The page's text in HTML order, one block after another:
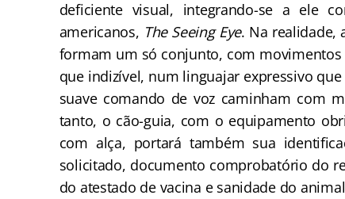
deficiente visual, integrando-se a ele
americanos, The Seeing Eye. Na realidade,
formam um só conjunto, com
que indizível, num linguajar expressivo
suave comando de voz caminham com
tanto, o cão-guia, com o equipamento
com alça, portará também sua
solicitado, documento comprobatório do
do atestado de vacina e sanidade do